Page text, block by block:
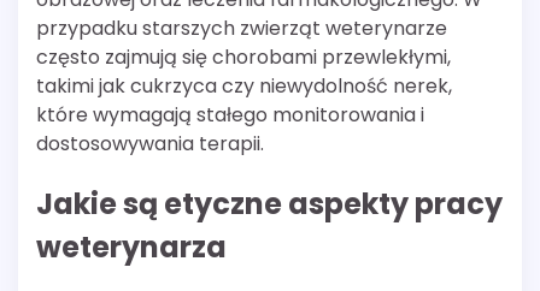
przypadku starszych zwierząt weterynarze
często zajmują się chorobami przewlekłymi,
takimi jak cukrzyca czy niewydolność nerek,
które wymagają stałego monitorowania i
dostosowywania terapii.
Jakie są etyczne aspekty pracy
weterynarza